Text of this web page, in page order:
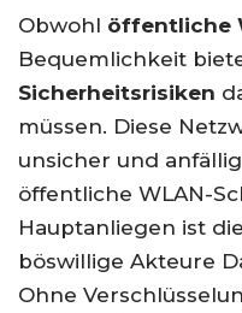
Obwohl öffentliche
Bequemlichkeit
Sicherheitsrisiken
müssen. Diese
unsicher und
öffentliche WLAN-
Hauptanliegen ist
böswillige Akteure
Ohne